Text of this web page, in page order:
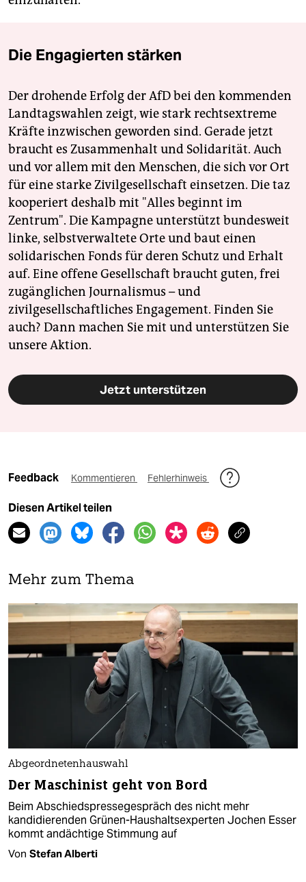
Die Engagierten stärken
Der drohende Erfolg der AfD bei den kommenden
Landtagswahlen zeigt, wie stark rechtsextreme
Kräfte inzwischen geworden sind. Gerade jetzt
braucht es Zusammenhalt und Solidarität. Auch
und vor allem mit den Menschen, die sich vor Ort
für eine starke Zivilgesellschaft einsetzen. Die taz
kooperiert deshalb mit "Alles beginnt im
Zentrum". Die Kampagne unterstützt bundesweit
linke, selbstverwaltete Orte und baut einen
solidarischen Fonds für deren Schutz und Erhalt
auf. Eine offene Gesellschaft braucht guten, frei
zugänglichen Journalismus – und
zivilgesellschaftliches Engagement. Finden Sie
auch? Dann machen Sie mit und unterstützen Sie
unsere Aktion.
Jetzt unterstützen
Feedback Kommentieren Fehlerhinweis
Diesen Artikel teilen
Mehr zum Thema
Abgeordnetenhauswahl
Der Maschinist geht von Bord
Beim Abschiedspressegespräch des nicht mehr
kandidierenden Grünen-Haushaltsexperten Jochen Esser
kommt andächtige Stimmung auf
Von Stefan Alberti